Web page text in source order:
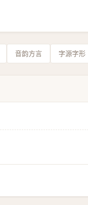
音韵方言 字源字形